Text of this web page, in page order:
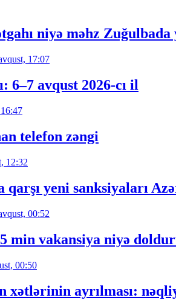
niyə məhz
17:07
6–7 avqust 2026-cı il
telefon zəngi
12:32
qarşı yeni sanksiyaları
00:52
min vakansiya niyə
00:50
xətlərinin ayrılması: